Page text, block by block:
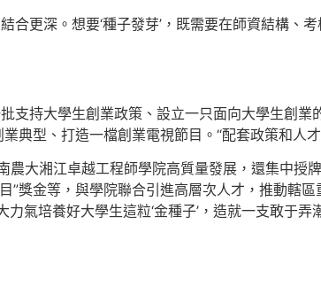
合更深。想要‘種子發芽’，既需要在師資結構
支持大學生創業政策、設立一只面向大學生創
典型、打造一檔創業電視節目。“配套政策和人
大湘江卓越工程師學院高質量發展，還集中授
”獎金等，與學院聯合引進高層次人才，推動轄
氣培養好大學生這粒‘金種子’，造就一支敢于